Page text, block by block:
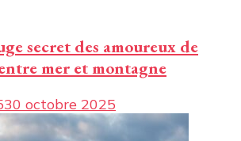
secret des amoureux de
mer et montagne
30 octobre 2025